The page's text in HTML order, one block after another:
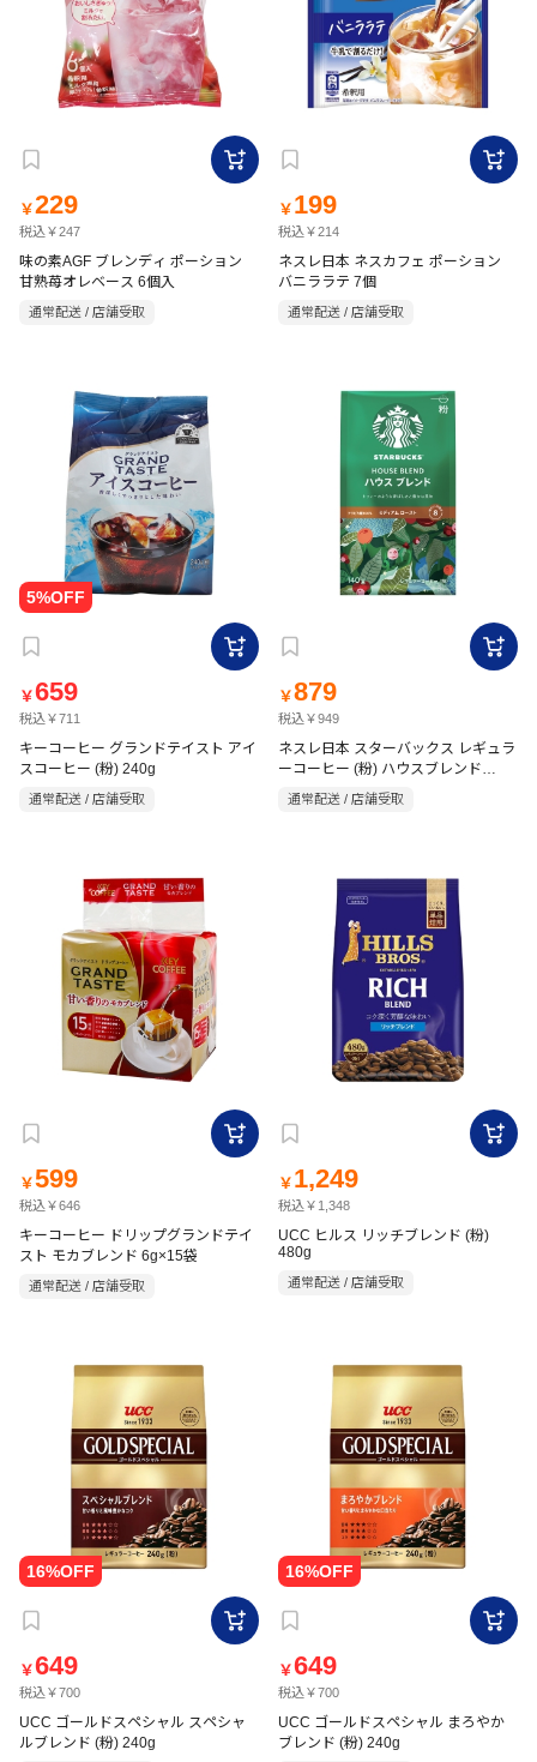
￥229
税込￥247
味の素AGF ブレンディ ポーション
甘熟苺オレベース 6個入
通常配送 / 店舗受取
￥ 199
税込￥214
ネスレ日本 ネスカフェ ポーション
バニララテ 7個
通常配送 / 店舗受取
￥659
税込￥711
キーコーヒー グランドテイスト アイ
スコーヒー (粉) 240g
通常配送 / 店舗受取
￥879
税込￥949
ネスレ日本 スターバックス レギュラ
ーコーヒー (粉) ハウスブレンド
通常配送 / 店舗受取
￥599
税込￥646
キーコーヒー ドリップグランドテイ
スト モカブレンド 6g×15袋
通常配送 / 店舗受取
￥ 1,249
税込￥1,348
UCC ヒルス リッチブレンド (粉)
480g
通常配送 / 店舗受取
￥649
税込￥700
UCC ゴールドスペシャル スペシャ
ルブレンド (粉) 240g
￥649
税込￥700
UCC ゴールドスペシャル まろやか
ブレンド (粉) 240g